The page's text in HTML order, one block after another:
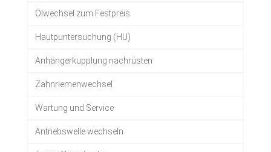
Ölwechsel zum Festpreis
Hautpuntersuchung (HU)
Anhängerkupplung nachrüsten
Zahnriemenwechsel
Wartung und Service
Antriebswelle wechseln